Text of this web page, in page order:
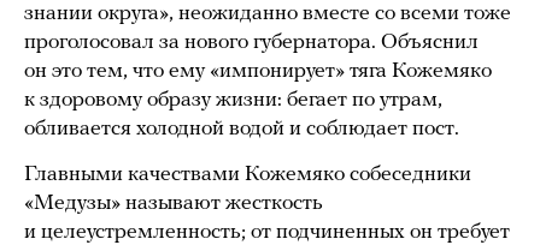
знании округа», неожиданно вместе со всеми тоже
проголосовал за нового губернатора. Объяснил
он это тем, что ему «импонирует» тяга Кожемяко
к здоровому образу жизни: бегает по утрам,
обливается холодной водой и соблюдает пост.
Главными качествами Кожемяко собеседники
«Медузы» называют жесткость
и целеустремленность; от подчиненных он требует